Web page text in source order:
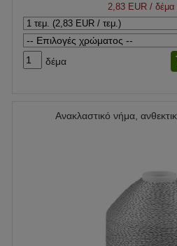
2,83 EUR/ δέμα
δέμα
Ανακλαστικό νήμα,